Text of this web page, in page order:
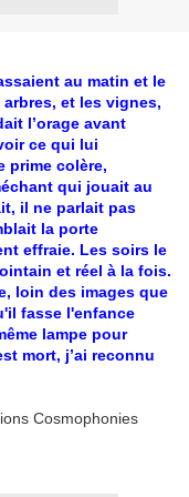
au matin et le
et les vignes,
l’orage avant
ce qui lui
prime colère,
qui jouait au
il ne parlait pas
la porte
effraie. Les soirs le
et réel à la fois.
loin des images que
fasse l'enfance
lampe pour
mort, j’ai reconnu
Cosmophonies